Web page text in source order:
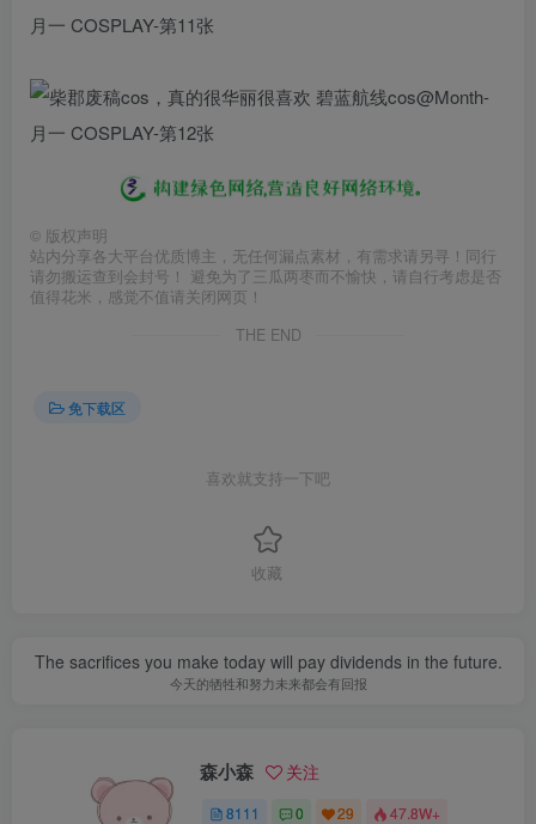
© 版权声明
站内分享各大平台优质博主，无任何漏点素材，有需求请另寻！同行
请勿搬运查到会封号！ 避免为了三瓜两枣而不愉快，请自行考虑是否
值得花米，感觉不值请关闭网页！
THE END
免下载区
喜欢就支持一下吧
收藏
The sacrifices you make today will pay dividends in the future.
今天的牺牲和努力未来都会有回报
森小森 关注
8111 0 29 47.8W+